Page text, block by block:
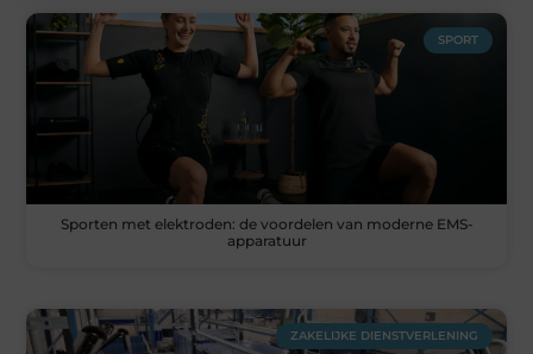
SPORT
Sporten met elektroden: de voordelen van moderne EMS-
apparatuur
ZAKELIJKE DIENSTVERLENING